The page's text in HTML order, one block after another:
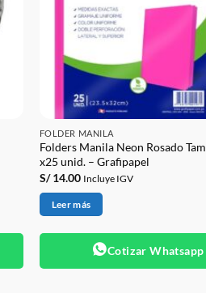
FOLDER MANILA
Folders Manila Neon Rosado
x25 unid. – Grafipapel
S/14.00 Incluye IGV
Leer más
Cotizar Whatsapp